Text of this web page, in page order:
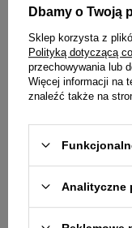
Metalowa,
PASEK
Skórzany, brązowy
konieczności
Miyota
Dbamy o Twoją
Sklep korzysta z
Polityką dotyczącą
przechowywania lub
Więcej informacji na
znaleźć także na
Analityczne